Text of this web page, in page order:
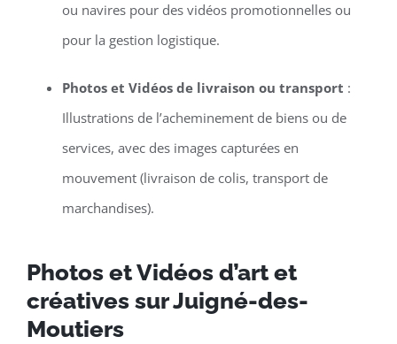
ou navires pour des vidéos promotionnelles ou
pour la gestion logistique.
Photos et Vidéos de livraison ou transport :
Illustrations de l’acheminement de biens ou de
services, avec des images capturées en
mouvement (livraison de colis, transport de
marchandises).
Photos et Vidéos d’art et
créatives sur Juigné-des-
Moutiers